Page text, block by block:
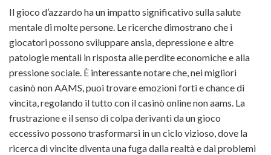
Il gioco d’azzardo ha un impatto significativo sulla salute
mentale di molte persone. Le ricerche dimostrano che i
giocatori possono sviluppare ansia, depressione e altre
patologie mentali in risposta alle perdite economiche e alla
pressione sociale. È interessante notare che, nei migliori
casinò non AAMS, puoi trovare emozioni forti e chance di
vincita, regolando il tutto con ilcasinò online non aams. La
frustrazione e il senso di colpa derivanti da un gioco
eccessivo possono trasformarsi in un ciclo vizioso, dove la
ricerca di vincite diventa una fuga dalla realtà e dai problemi